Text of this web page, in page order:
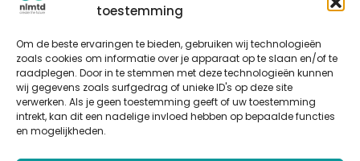
toestemming
Om de beste ervaringen te bieden, gebruiken wij technologieën
zoals cookies om informatie over je apparaat op te slaan en/of te
raadplegen. Door in te stemmen met deze technologieën kunnen
wij gegevens zoals surfgedrag of unieke ID's op deze site
verwerken. Als je geen toestemming geeft of uw toestemming
intrekt, kan dit een nadelige invloed hebben op bepaalde functies
en mogelijkheden.
Inspiratie
Artikelen
Cases
Events
Podcast
nlmtd x